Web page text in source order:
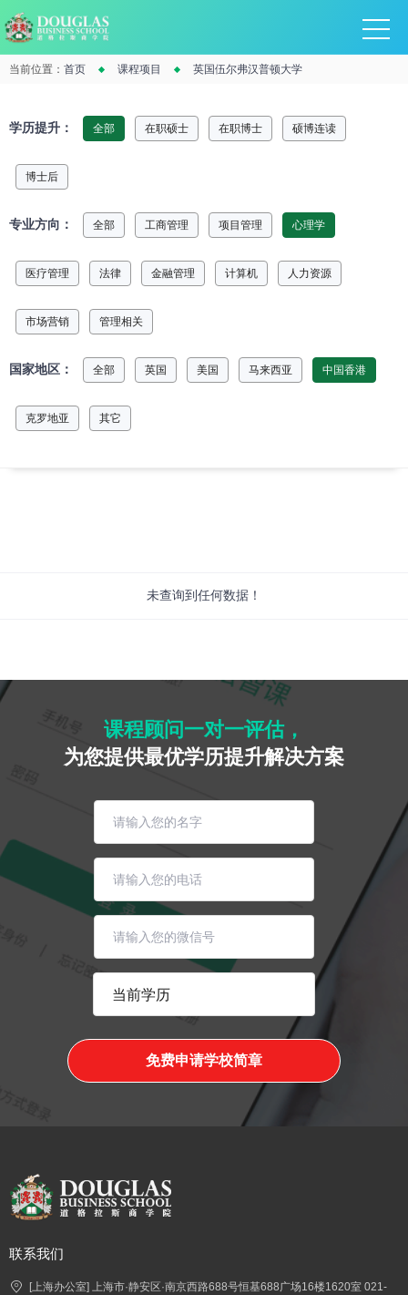
当前位置： 首页 课程项目 英国伍尔弗汉普顿大学
学历提升： 全部 在职硕士 在职博士 硕博连读
博士后
专业方向： 全部 工商管理 项目管理 心理学
医疗管理 法律 金融管理 计算机 人力资源
市场营销 管理相关
国家地区： 全部 英国 美国 马来西亚 中国香港
克罗地亚 其它
未查询到任何数据！
课程顾问一对一评估，
为您提供最优学历提升解决方案
免费申请学校简章
联系我们
[上海办公室] 上海市·静安区·南京西路688号恒基688广场16楼1620室 021-